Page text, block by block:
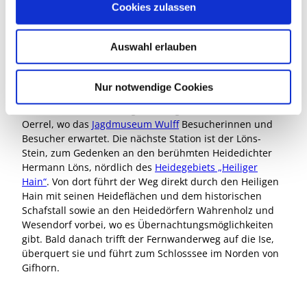
Cookies zulassen
Auswahl erlauben
Nur notwendige Cookies
Seitenkanal entlang, bis der Weg Richtung Westen nach
Hankensbüttel führt. Hier sind dasOtter-Zentrumund
Kloster Isenhagen
sehenswerte Gründe, eine
Wanderpause einzulegen und zu übernachten.
Oerrel, wo das Jagdmuseum WulffBesucherinnen und
Besucher erwartet. Die nächste Station ist der Löns-
Stein, zum Gedenken an den berühmten Heidedichter
Hermann Löns, nördlich des Heidegebiets „Heiliger
Hain“. Von dort führt der Weg direkt durch den Heiligen
Hain mit seinen Heideflächen und dem historischen
Schafstall sowie an den Heidedörfern Wahrenholz und
Wesendorf vorbei, wo es Übernachtungsmöglichkeiten
gibt. Bald danach trifft der Fernwanderweg auf die Ise,
überquert sie und führt zum Schlosssee im Norden von
Gifhorn.